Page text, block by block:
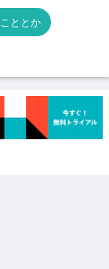
ととか